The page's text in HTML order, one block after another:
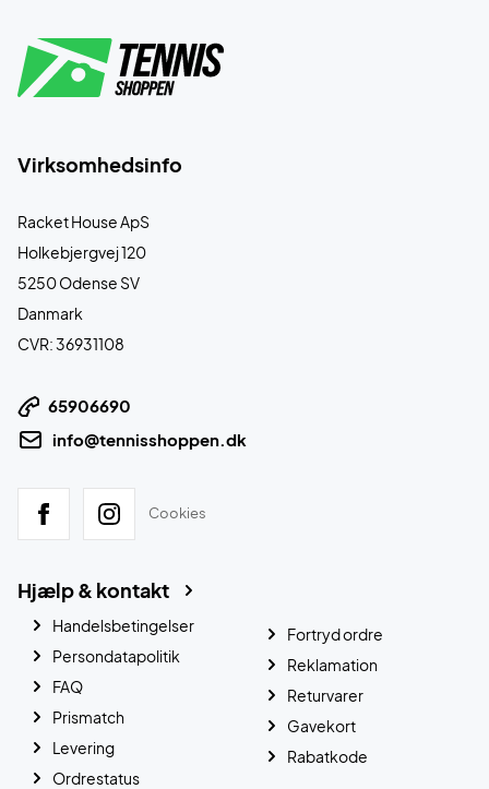
Virksomhedsinfo
Racket House ApS
Holkebjergvej 120
5250 Odense SV
Danmark
CVR: 36931108
65906690
info@tennisshoppen.dk
Cookies
Hjælp & kontakt
Handelsbetingelser
Persondatapolitik
FAQ
Prismatch
Levering
Ordrestatus
Fortryd ordre
Reklamation
Returvarer
Gavekort
Rabatkode